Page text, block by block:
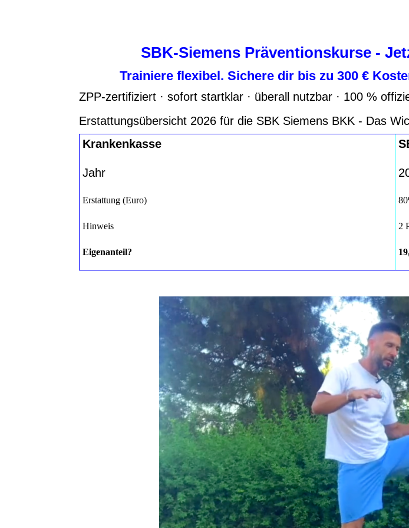
SBK-Siemens Präventionskurse -
Trainiere flexibel. Sichere dir bis zu 300 €
ZPP-zertifiziert · sofort startklar · überall nutzbar · 100 %
Erstattungsübersicht 2026 für die SBK Siemens BKK - Das
Krankenkasse
Jahr
Erstattung (Euro)
Hinweis 2
Eigenanteil?